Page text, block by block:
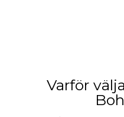
Varför